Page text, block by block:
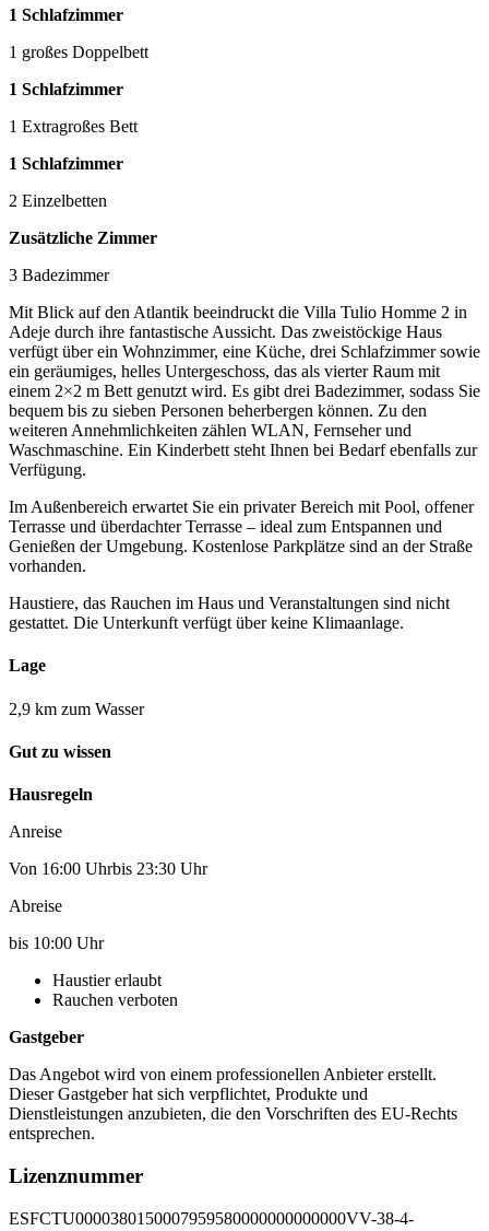
1 Schlafzimmer
1 großes Doppelbett
1 Schlafzimmer
1 Extragroßes Bett
1 Schlafzimmer
2 Einzelbetten
Zusätzliche Zimmer
3 Badezimmer
Mit Blick auf den Atlantik beeindruckt die Villa Tulio Homme 2 in
Adeje durch ihre fantastische Aussicht. Das zweistöckige Haus
verfügt über ein Wohnzimmer, eine Küche, drei Schlafzimmer sowie
ein geräumiges, helles Untergeschoss, das als vierter Raum mit
einem 2×2 m Bett genutzt wird. Es gibt drei Badezimmer, sodass Sie
bequem bis zu sieben Personen beherbergen können. Zu den
weiteren Annehmlichkeiten zählen WLAN, Fernseher und
Waschmaschine. Ein Kinderbett steht Ihnen bei Bedarf ebenfalls zur
Verfügung.
Im Außenbereich erwartet Sie ein privater Bereich mit Pool, offener
Terrasse und überdachter Terrasse – ideal zum Entspannen und
Genießen der Umgebung. Kostenlose Parkplätze sind an der Straße
vorhanden.
Haustiere, das Rauchen im Haus und Veranstaltungen sind nicht
gestattet. Die Unterkunft verfügt über keine Klimaanlage.
Lage
2,9 km zum Wasser
Gut zu wissen
Hausregeln
Anreise
Von 16:00 Uhrbis 23:30 Uhr
Abreise
bis 10:00 Uhr
Haustier erlaubt
Rauchen verboten
Gastgeber
Das Angebot wird von einem professionellen Anbieter erstellt.
Dieser Gastgeber hat sich verpflichtet, Produkte und
Dienstleistungen anzubieten, die den Vorschriften des EU-Rechts
entsprechen.
Lizenznummer
ESFCTU0000380150007959580000000000000VV-38-4-